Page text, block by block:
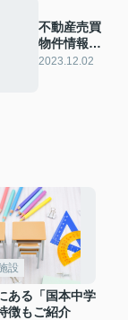
不動産売買
物件情報
2023年12月
2023.12.02
設
ある「国本中学
徴もご紹介